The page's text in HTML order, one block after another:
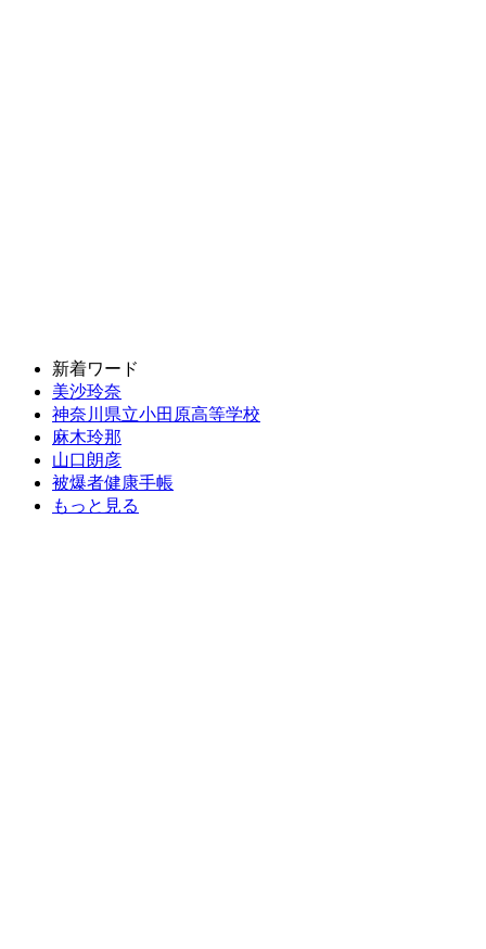
新着ワード
美沙玲奈
神奈川県立小田原高等学校
麻木玲那
山口朗彦
被爆者健康手帳
もっと見る